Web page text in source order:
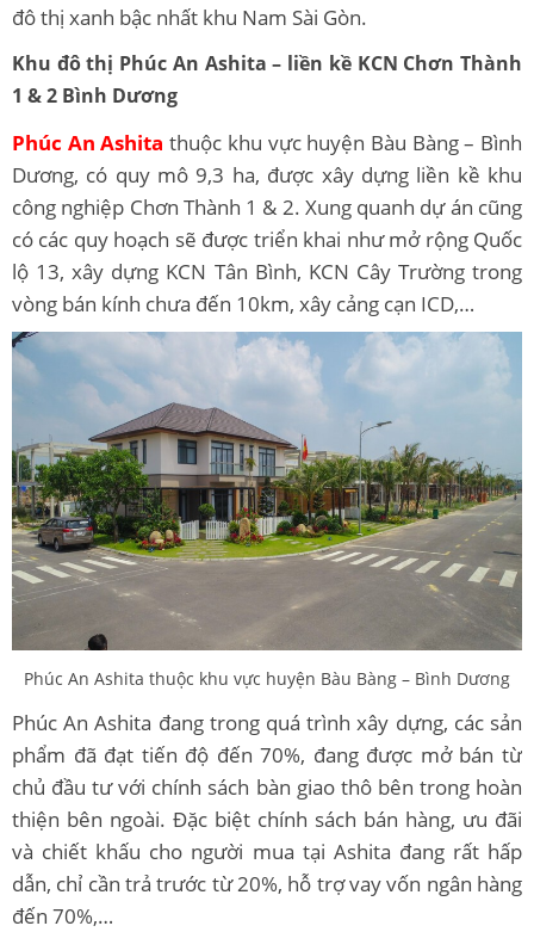
đô thị xanh bậc nhất khu Nam Sài Gòn.
Khu đô thị Phúc An Ashita – liền kề KCN Chơn Thành
1 & 2 Bình Dương
Phúc An Ashita thuộc khu vực huyện Bàu Bàng – Bình
Dương, có quy mô 9,3 ha, được xây dựng liền kề khu
công nghiệp Chơn Thành 1 & 2. Xung quanh dự án cũng
có các quy hoạch sẽ được triển khai như mở rộng Quốc
lộ 13, xây dựng KCN Tân Bình, KCN Cây Trường trong
vòng bán kính chưa đến 10km, xây cảng cạn ICD,…
Phúc An Ashita thuộc khu vực huyện Bàu Bàng – Bình Dương
Phúc An Ashita đang trong quá trình xây dựng, các sản
phẩm đã đạt tiến độ đến 70%, đang được mở bán từ
chủ đầu tư với chính sách bàn giao thô bên trong hoàn
thiện bên ngoài. Đặc biệt chính sách bán hàng, ưu đãi
và chiết khấu cho người mua tại Ashita đang rất hấp
dẫn, chỉ cần trả trước từ 20%, hỗ trợ vay vốn ngân hàng
đến 70%,…